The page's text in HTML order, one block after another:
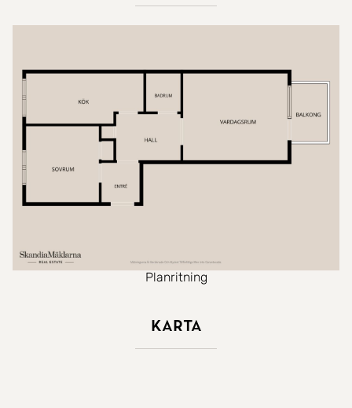
Planritning
Karta